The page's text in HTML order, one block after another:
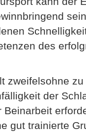
des
zweifelsohne
der
Beinarbeit
gut trainierte